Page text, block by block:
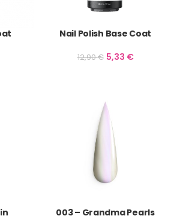
Nail Polish Base Coat
12,90€ 5,33 €
003 – Grandma Pearls